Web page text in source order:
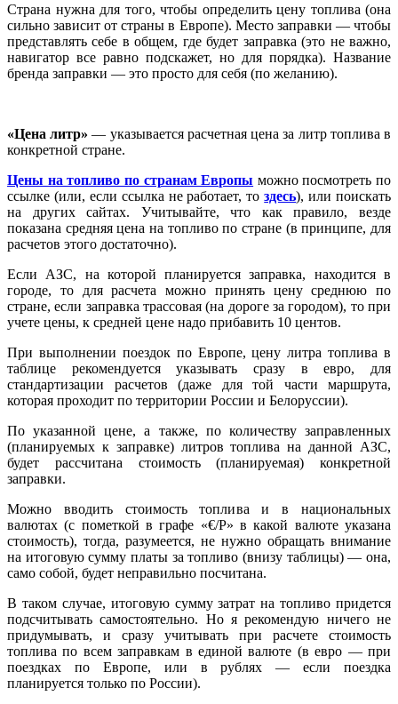
Страна нужна для того, чтобы определить цену топлива (она
сильно зависит от страны в Европе). Место заправки — чтобы
представлять себе в общем, где будет заправка (это не важно,
навигатор все равно подскажет, но для порядка). Название
бренда заправки — это просто для себя (по желанию).
«Цена литр» — указывается расчетная цена за литр топлива в
конкретной стране.
Цены на топливо по странам Европы можно посмотреть по
ссылке (или, если ссылка не работает, тоздесь), или поискать
на других сайтах. Учитывайте, что как правило, везде
показана средняя цена на топливо по стране (в принципе, для
расчетов этого достаточно).
Если АЗС, на которой планируется заправка, находится в
городе, то для расчета можно принять цену среднюю по
стране, если заправка трассовая (на дороге за городом), то при
учете цены, к средней цене надо прибавить 10 центов.
При выполнении поездок по Европе, цену литра топлива в
таблице рекомендуется указывать сразу в евро, для
стандартизации расчетов (даже для той части маршрута,
которая проходит по территории России и Белоруссии).
По указанной цене, а также, по количеству заправленных
(планируемых к заправке) литров топлива на данной АЗС,
будет рассчитана стоимость (планируемая) конкретной
заправки.
Можно вводить стоимость топлива и в национальных
валютах (с пометкой в графе «€/Р» в какой валюте указана
стоимость), тогда, разумеется, не нужно обращать внимание
на итоговую сумму платы за топливо (внизу таблицы) — она,
само собой, будет неправильно посчитана.
В таком случае, итоговую сумму затрат на топливо придется
подсчитывать самостоятельно. Но я рекомендую ничего не
придумывать, и сразу учитывать при расчете стоимость
топлива по всем заправкам в единой валюте (в евро — при
поездках по Европе, или в рублях — если поездка
планируется только по России).